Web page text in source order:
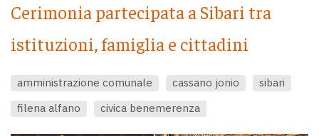
Cerimonia partecipata a Sibari tra
istituzioni, famiglia e cittadini
amministrazione comunale cassano jonio
sibari
filena alfano
civica benemerenza